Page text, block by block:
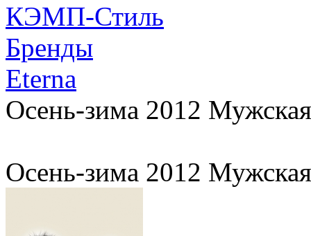
КЭМП-Стиль
Бренды
Eterna
Осень-зима 2012
Осень-зима 2012